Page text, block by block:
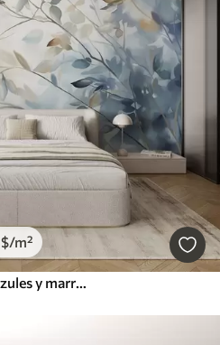
$/m²
Ramas con hojas en tonos azules y marrones, fondo claro, suave y delicado, estilo acuarela